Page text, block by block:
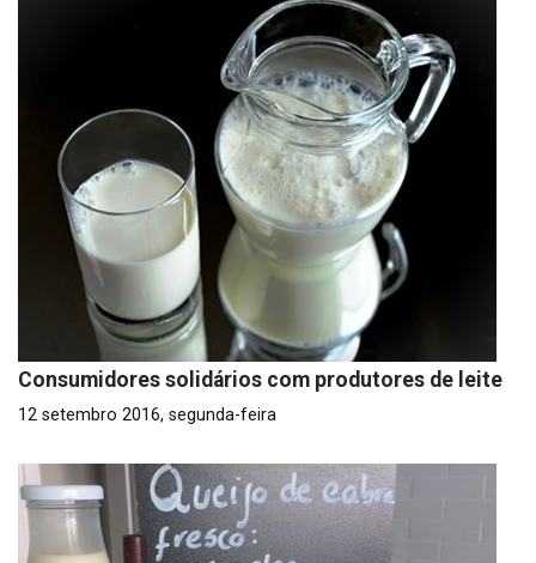
Consumidores solidários com produtores de leite
12 setembro 2016, segunda-feira